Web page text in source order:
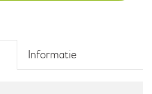
Informatie